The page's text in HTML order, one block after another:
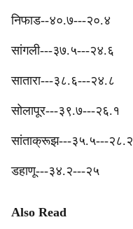
निफाड--४०.७---२०.४
‎सांगली---३७.५---२४.६
सातारा---३८.६---२४.८
‎सोलापूर---३९.७---२६.१
‎सांताक्रूझ---३५.५---२८.२
डहाणू---३४.२---२५
Also Read